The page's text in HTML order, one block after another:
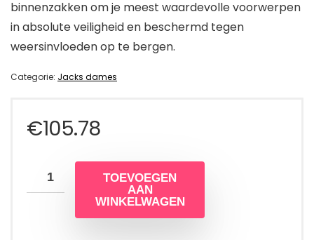
binnenzakken om je meest waardevolle voorwerpen
in absolute veiligheid en beschermd tegen
weersinvloeden op te bergen.
Categorie: Jacks dames
€105.78
TOEVOEGEN
AAN
WINKELWAGEN